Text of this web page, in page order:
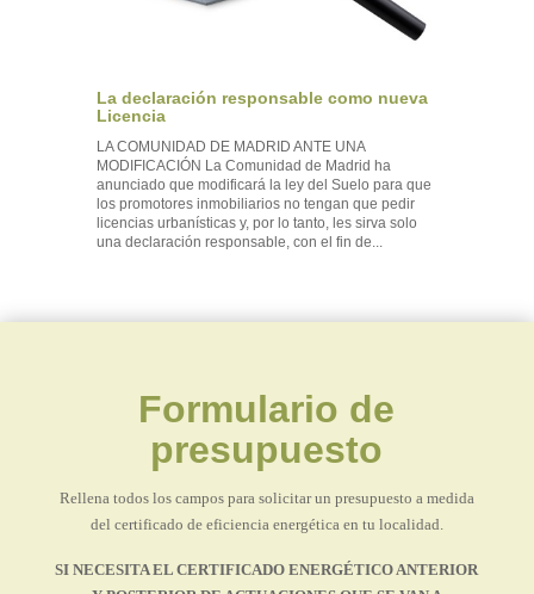
La declaración responsable como nueva
Licencia
LA COMUNIDAD DE MADRID ANTE UNA
MODIFICACIÓN La Comunidad de Madrid ha
anunciado que modificará la ley del Suelo para que
los promotores inmobiliarios no tengan que pedir
licencias urbanísticas y, por lo tanto, les sirva solo
una declaración responsable, con el fin de...
Formulario de
presupuesto
Rellena todos los campos para solicitar un presupuesto a medida
del certificado de eficiencia energética en tu localidad.
SI NECESITA EL CERTIFICADO ENERGÉTICO ANTERIOR